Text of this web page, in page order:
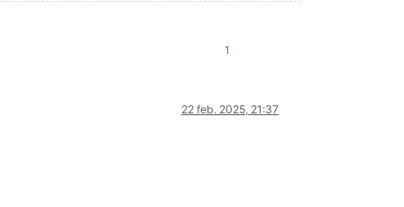
1
22 feb. 2025, 21:37